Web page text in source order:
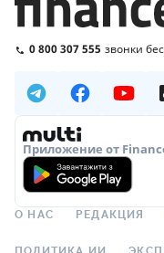
0 800 307 555 звонки
Приложение от
О НАС РЕДАКЦИЯ